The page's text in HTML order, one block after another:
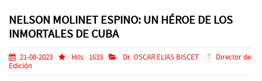
NELSON MOLINET ESPINO: UN HÉROE DE LOS
INMORTALES DE CUBA
21-08-2023 Hits: 1633 Dr. OSCAR ELIAS BISCET
Director de
Edición